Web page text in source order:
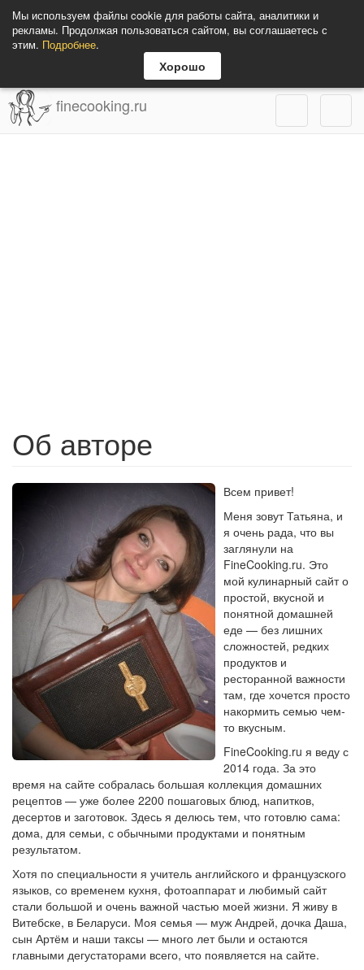
Мы используем файлы cookie для работы сайта, аналитики и
рекламы. Продолжая пользоваться сайтом, вы соглашаетесь с
этим. Подробнее.
Хорошо
finecooking.ru
Об авторе
Всем привет!
Меня зовут Татьяна, и
я очень рада, что вы
заглянули на
FineCooking.ru. Это
мой кулинарный сайт о
простой, вкусной и
понятной домашней
еде — без лишних
сложностей, редких
продуктов и
ресторанной важности
там, где хочется просто
накормить семью чем-
то вкусным.
FineCooking.ru я веду с
2014 года. За это
время на сайте собралась большая коллекция домашних
рецептов — уже более 2200 пошаговых блюд, напитков,
десертов и заготовок. Здесь я делюсь тем, что готовлю сама:
дома, для семьи, с обычными продуктами и понятным
результатом.
Хотя по специальности я учитель английского и французского
языков, со временем кухня, фотоаппарат и любимый сайт
стали большой и очень важной частью моей жизни. Я живу в
Витебске, в Беларуси. Моя семья — муж Андрей, дочка Даша,
сын Артём и наши таксы — много лет были и остаются
главными дегустаторами всего, что появляется на сайте.